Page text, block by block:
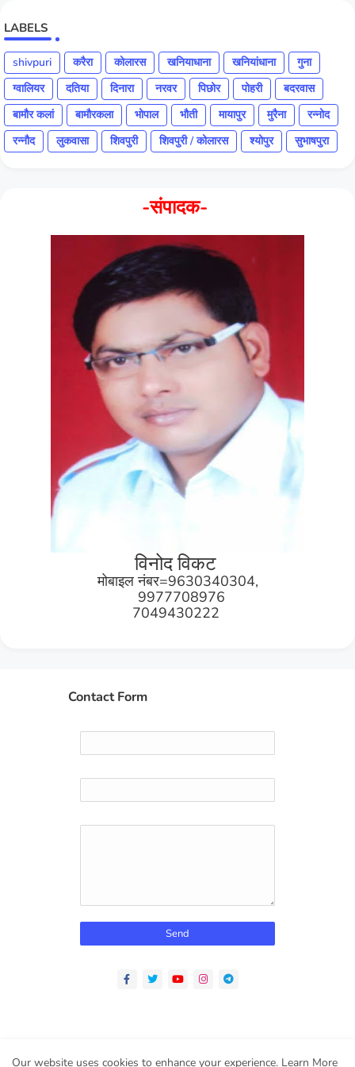
LABELS
shivpuri करैरा कोलारस खनियाधाना खनियांधाना
गुना
ग्वालियर
दतिया दिनारा नरवर पिछोर पोहरी
बदरवास
बामौर कलां
बामौरकला भोपाल भौती मायापुर मुरैना
रन्नोद
रन्नौद
लुकवासा शिवपुरी शिवपुरी / कोलारस श्योपुर सुभाषपुरा
-संपादक-
विनोद विकट
मोबाइल नंबर=9630340304,
9977708976
7049430222
Contact Form
Our website uses cookies to enhance your experience. Learn More